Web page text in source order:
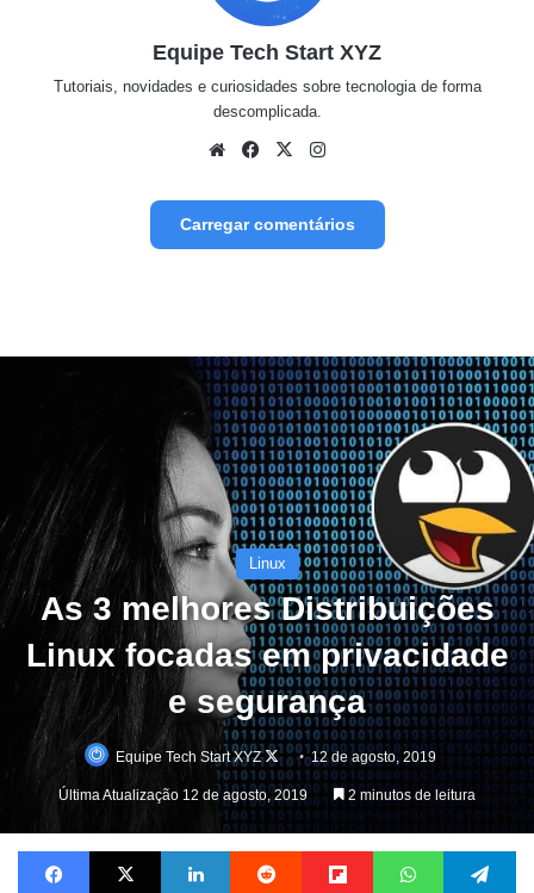
Equipe Tech Start XYZ
Tutoriais, novidades e curiosidades sobre tecnologia de forma
descomplicada.
WebsiteFacebook
X
Carregar comentários